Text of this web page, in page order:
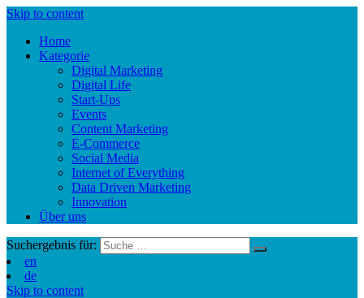
Skip to content
Home
Kategorie
Digital Marketing
Digital Life
Start-Ups
Events
Content Marketing
E-Commerce
Social Media
Internet of Everything
Data Driven Marketing
Innovation
Über uns
Suchergebnis für:
en
de
Skip to content